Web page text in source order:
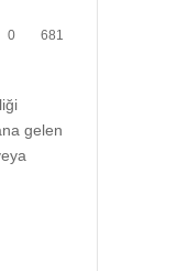
0 681
gelen